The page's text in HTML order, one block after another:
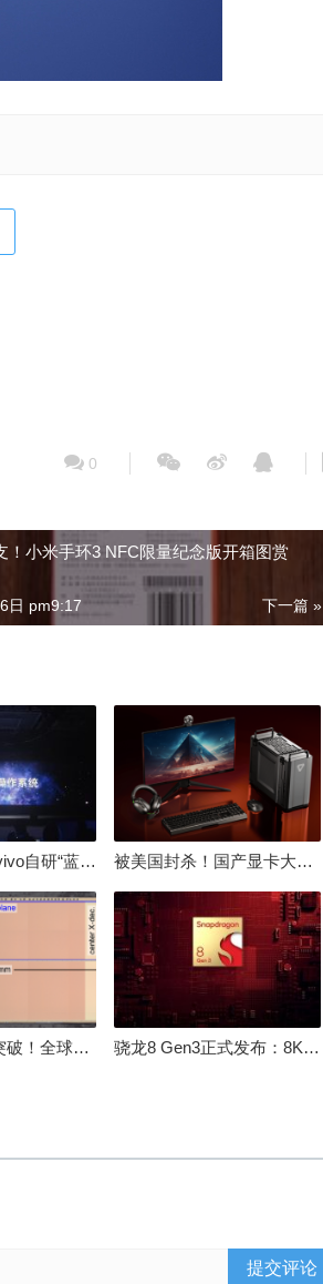
0
！小米手环3 NFC限量纪念版开箱图赏
下一篇 »
日 pm9:17
华为小米之后 vivo自研“蓝河”操作系统重磅发布 被美国封杀！国产显卡大厂：中国GPU不存在至暗时刻
中国技术实现突破！全球最先进的3D NAND存储芯片被发现 骁龙8 Gen3正式发布：8K240手游成真！AI性能飙升98％
提交评论